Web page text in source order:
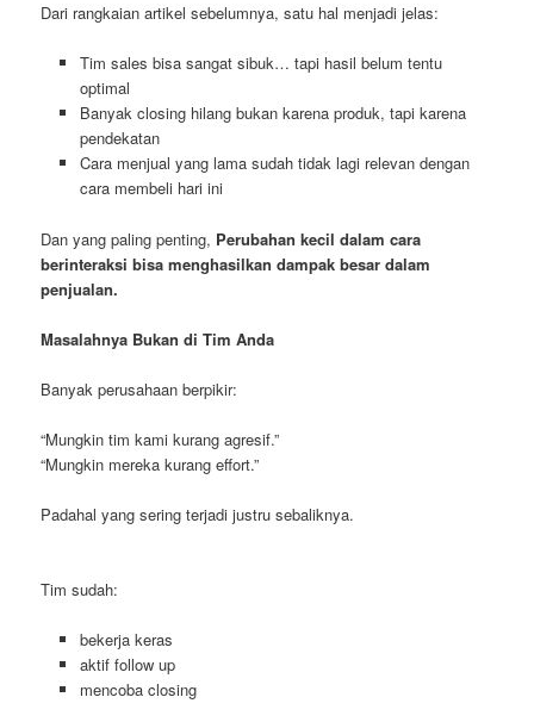
Dari rangkaian artikel sebelumnya, satu hal menjadi jelas:
Tim sales bisa sangat sibuk… tapi hasil belum tentu
optimal
Banyak closing hilang bukan karena produk, tapi karena
pendekatan
Cara menjual yang lama sudah tidak lagi relevan dengan
cara membeli hari ini
Dan yang paling penting, Perubahan kecil dalam cara
berinteraksi bisa menghasilkan dampak besar dalam
penjualan.
Masalahnya Bukan di Tim Anda
Banyak perusahaan berpikir:
“Mungkin tim kami kurang agresif.”
“Mungkin mereka kurang effort.”
Padahal yang sering terjadi justru sebaliknya.
Tim sudah:
bekerja keras
aktif follow up
mencoba closing